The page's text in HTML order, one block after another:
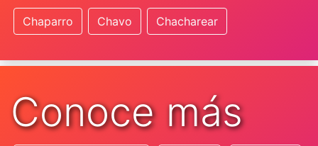
Chaparro Chavo Chacharear
Conoce más